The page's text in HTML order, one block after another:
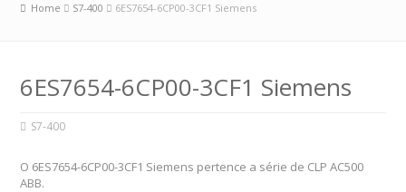
Home S7-400 6ES7654-6CP00-3CF1 Siemens
6ES7654-6CP00-3CF1 Siemens
S7-400
O 6ES7654-6CP00-3CF1 Siemens pertence a série de CLP AC500
ABB.